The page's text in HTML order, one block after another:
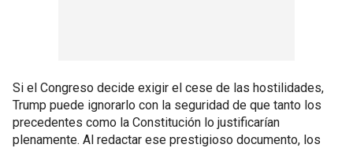
Si el Congreso decide exigir el cese de las hostilidades,
Trump puede ignorarlo con la seguridad de que tanto los
precedentes como la Constitución lo justificarían
plenamente. Al redactar ese prestigioso documento, los